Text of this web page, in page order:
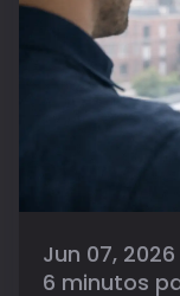
Jun 07, 2026
6 minutos